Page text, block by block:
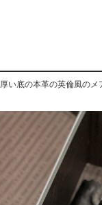
厚い底の本革の英倫風の